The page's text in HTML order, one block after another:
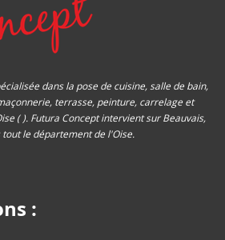
dans la pose de cuisine, salle de bain,
terrasse, peinture, carrelage et
( ). Futura Concept intervient sur Beauvais,
le département de l'Oise.
: